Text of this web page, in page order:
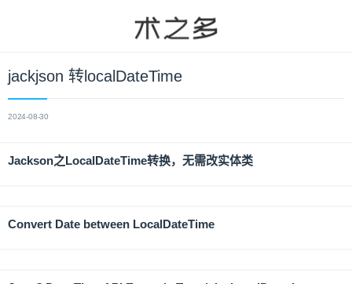
jackjson 转localDateTime
2024-08-30
Jackson之LocalDateTime转换，无需改实体类
Convert Date between LocalDateTime